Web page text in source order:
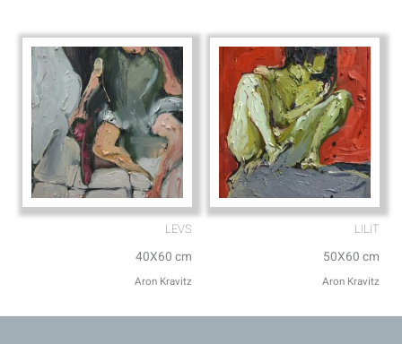
LILIT
50X60 cm
Aron Kravitz
LEVS
40X60 cm
Aron Kravitz